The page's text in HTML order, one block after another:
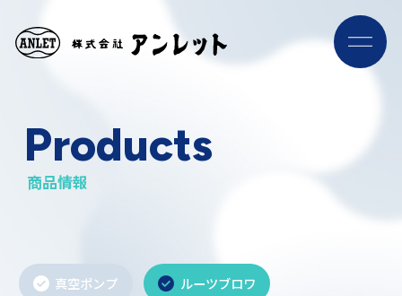
ナ
ビ
Products
商品情報
真空ポンプ ルーツブロワ